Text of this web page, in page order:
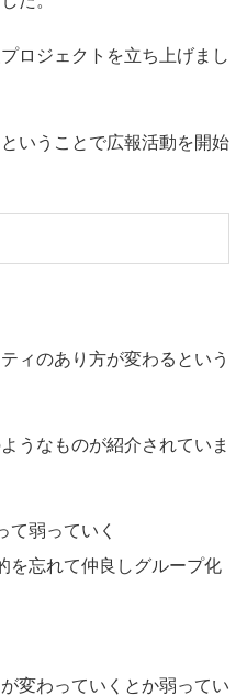
ロジェクトを立ち上げまし
いうことで広報活動を開始
ィのあり方が変わるという
うなものが紹介されていま
て弱っていく
を忘れて仲良しグループ化
変わっていくとか弱ってい